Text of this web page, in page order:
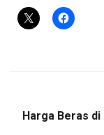
Harga Beras